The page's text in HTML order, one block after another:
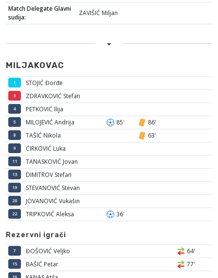
Match Delegate Glavni
sudija:
ZAVIŠIĆ Miljan
MILJAKOVAC
1 STOJIĆ Đorđe
3 ZDRAVKOVIĆ Stefan
4 PETKOVIĆ Ilija
5 MILOJEVIĆ Andrija 85' 86'
8 TAŠIĆ Nikola 63'
9 ĆIRKOVIĆ Luka
11 TANASKOVIĆ Jovan
13 DIMITROV Stefan
19 STEVANOVIĆ Stevan
20 JOVANOVIĆ Vukašin
22 TRIPKOVIĆ Aleksa 36'
Rezervni igrači
7 ĐOŠOVIĆ Veljko 64'
15 BAŠIĆ Petar 77'